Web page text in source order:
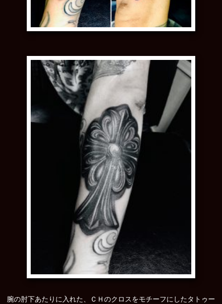
腕の肘下あたりに入れた、ＣＨのクロスをモチーフにしたタトゥー